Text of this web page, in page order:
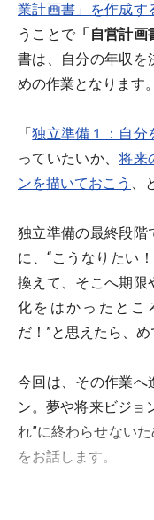
業計画書」を作成す
うことで 「自営計画
書は、自分の年収を
めの作業となります。
「独立準備１：自分
っていたいか、将来
ンを描いておこう 、
独立準備の最終段階
に、“こうなりたい
換えて、そこへ期限
化をはかったとこ
だ！”と思えたら、
今回は、その作業へ
ン。夢や将来ビジョ
れ”に終わらせない
をお話します。